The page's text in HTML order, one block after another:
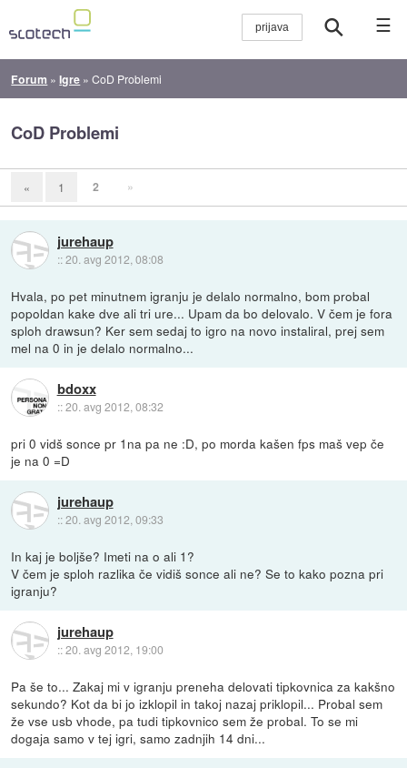
☰
Forum »Igre »CoD Problemi
CoD Problemi
« 1 2 »
jurehaup
::20. avg 2012, 08:08
Hvala, po pet minutnem igranju je delalo normalno, bom probal
popoldan kake dve ali tri ure... Upam da bo delovalo. V čem je fora
sploh drawsun? Ker sem sedaj to igro na novo instaliral, prej sem
mel na 0 in je delalo normalno...
bdoxx
::20. avg 2012, 08:32
pri 0 vidš sonce pr 1na pa ne :D, po morda kašen fps maš vep če
je na 0 =D
jurehaup
::20. avg 2012, 09:33
In kaj je boljše? Imeti na o ali 1?
V čem je sploh razlika če vidiš sonce ali ne? Se to kako pozna pri
igranju?
jurehaup
::20. avg 2012, 19:00
Pa še to... Zakaj mi v igranju preneha delovati tipkovnica za kakšno
sekundo? Kot da bi jo izklopil in takoj nazaj priklopil... Probal sem
že vse usb vhode, pa tudi tipkovnico sem že probal. To se mi
dogaja samo v tej igri, samo zadnjih 14 dni...